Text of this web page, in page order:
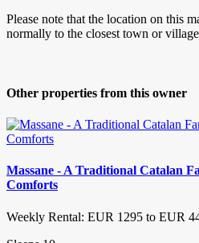
Please note that the location on this
normally to the closest town or
Other properties from this owner
Massane - A Traditional Catalan
Comforts
Weekly Rental: EUR 1295 to EUR